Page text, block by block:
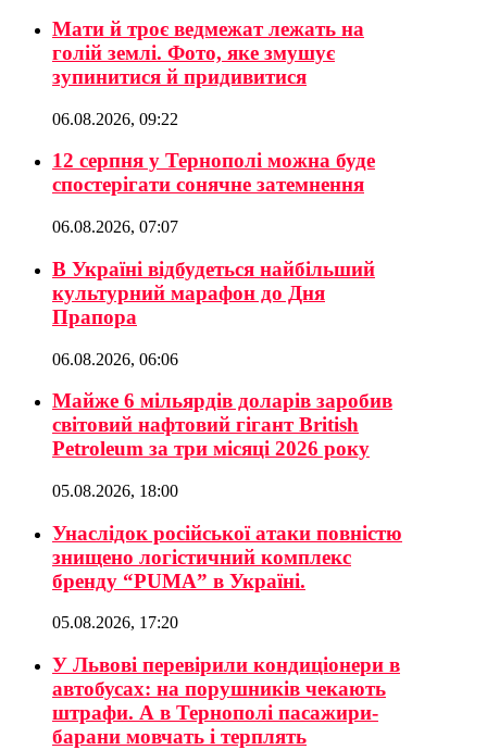
Мати й троє ведмежат лежать на
голій землі. Фото, яке змушує
зупинитися й придивитися
06.08.2026, 09:22
12 серпня у Тернополі можна буде
спостерігати сонячне затемнення
06.08.2026, 07:07
В Україні відбудеться найбільший
культурний марафон до Дня
Прапора
06.08.2026, 06:06
Майже 6 мільярдів доларів заробив
світовий нафтовий гігант British
Petroleum за три місяці 2026 року
05.08.2026, 18:00
Унаслідок російської атаки повністю
знищено логістичний комплекс
бренду “PUMA” в Україні.
05.08.2026, 17:20
У Львові перевірили кондиціонери в
автобусах: на порушників чекають
штрафи. А в Тернополі пасажири-
барани мовчать і терплять